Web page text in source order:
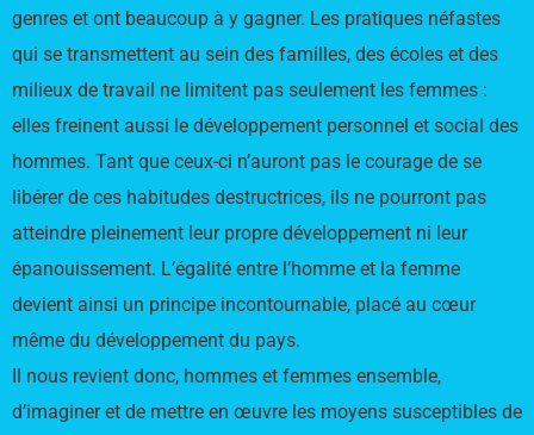
genres et ont beaucoup à y gagner. Les pratiques néfastes
qui se transmettent au sein des familles, des écoles et des
milieux de travail ne limitent pas seulement les femmes :
elles freinent aussi le développement personnel et social des
hommes. Tant que ceux-ci n’auront pas le courage de se
libérer de ces habitudes destructrices, ils ne pourront pas
atteindre pleinement leur propre développement ni leur
épanouissement. L’égalité entre l’homme et la femme
devient ainsi un principe incontournable, placé au cœur
même du développement du pays.
Il nous revient donc, hommes et femmes ensemble,
d’imaginer et de mettre en œuvre les moyens susceptibles de